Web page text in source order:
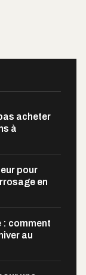
acheter
à
pour
en
: comment
au